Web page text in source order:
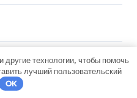
другие технологии, чтобы помочь
лучший пользовательский
OK